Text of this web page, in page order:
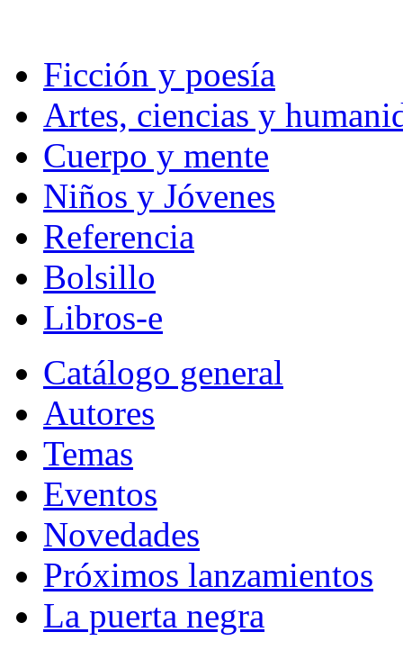
Ficción y poesía
Artes, ciencias y
Cuerpo y mente
Niños y Jóvenes
Referencia
Bolsillo
Libros-e
Catálogo general
Autores
Temas
Eventos
Novedades
Próximos lanzamientos
La puerta negra